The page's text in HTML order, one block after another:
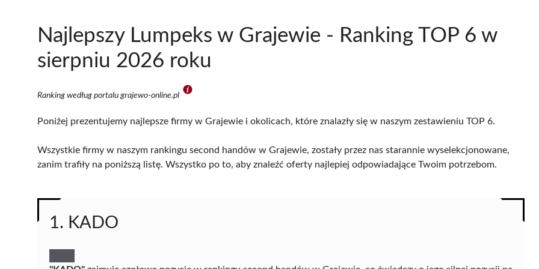
Najlepszy Lumpeks w Grajewie - Ranking TOP 6 w
sierpniu 2026 roku
Ranking według portalu grajewo-online.pl
Poniżej prezentujemy najlepsze firmy w Grajewie i okolicach, które znalazły się w naszym zestawieniu TOP 6.
Wszystkie firmy w naszym rankingu second handów w Grajewie, zostały przez nas starannie wyselekcjonowane,
zanim trafiły na poniższą listę. Wszystko po to, aby znaleźć oferty najlepiej odpowiadające Twoim potrzebom.
1. KADO